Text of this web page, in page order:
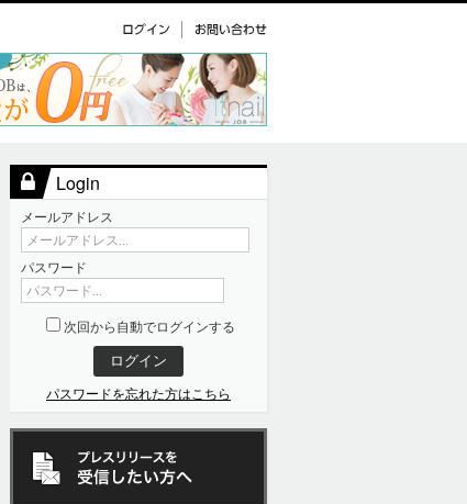
Login
メールアドレス
メールアドレス...
パスワード
パスワード...
次回から自動でログインする
パスワードを忘れた方はこちら